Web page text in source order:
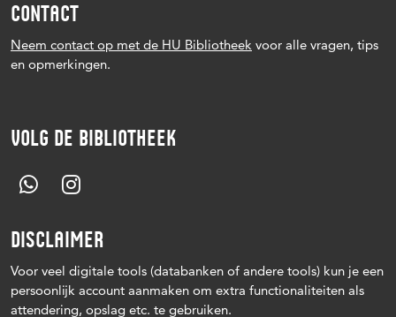
CONTACT
Neem contact op met de HU Bibliotheek voor alle vragen, tips
en opmerkingen.
VOLG DE BIBLIOTHEEK
DISCLAIMER
Voor veel digitale tools (databanken of andere tools) kun je een
persoonlijk account aanmaken om extra functionaliteiten als
attendering, opslag etc. te gebruiken.